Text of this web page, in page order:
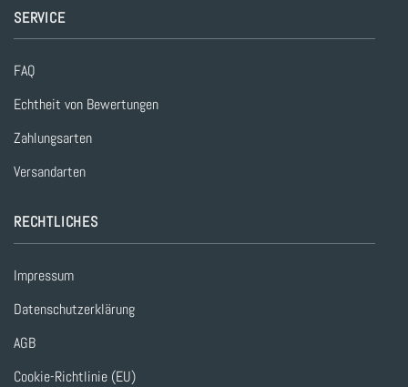
SERVICE
FAQ
Echtheit von Bewertungen
Zahlungsarten
Versandarten
RECHTLICHES
Impressum
Datenschutzerklärung
AGB
Cookie-Richtlinie (EU)